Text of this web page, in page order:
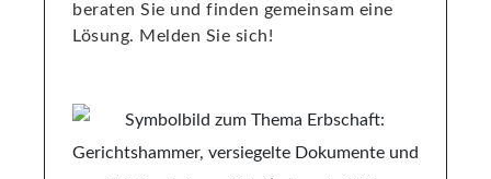
beraten Sie und finden gemeinsam eine
Lösung. Melden Sie sich!